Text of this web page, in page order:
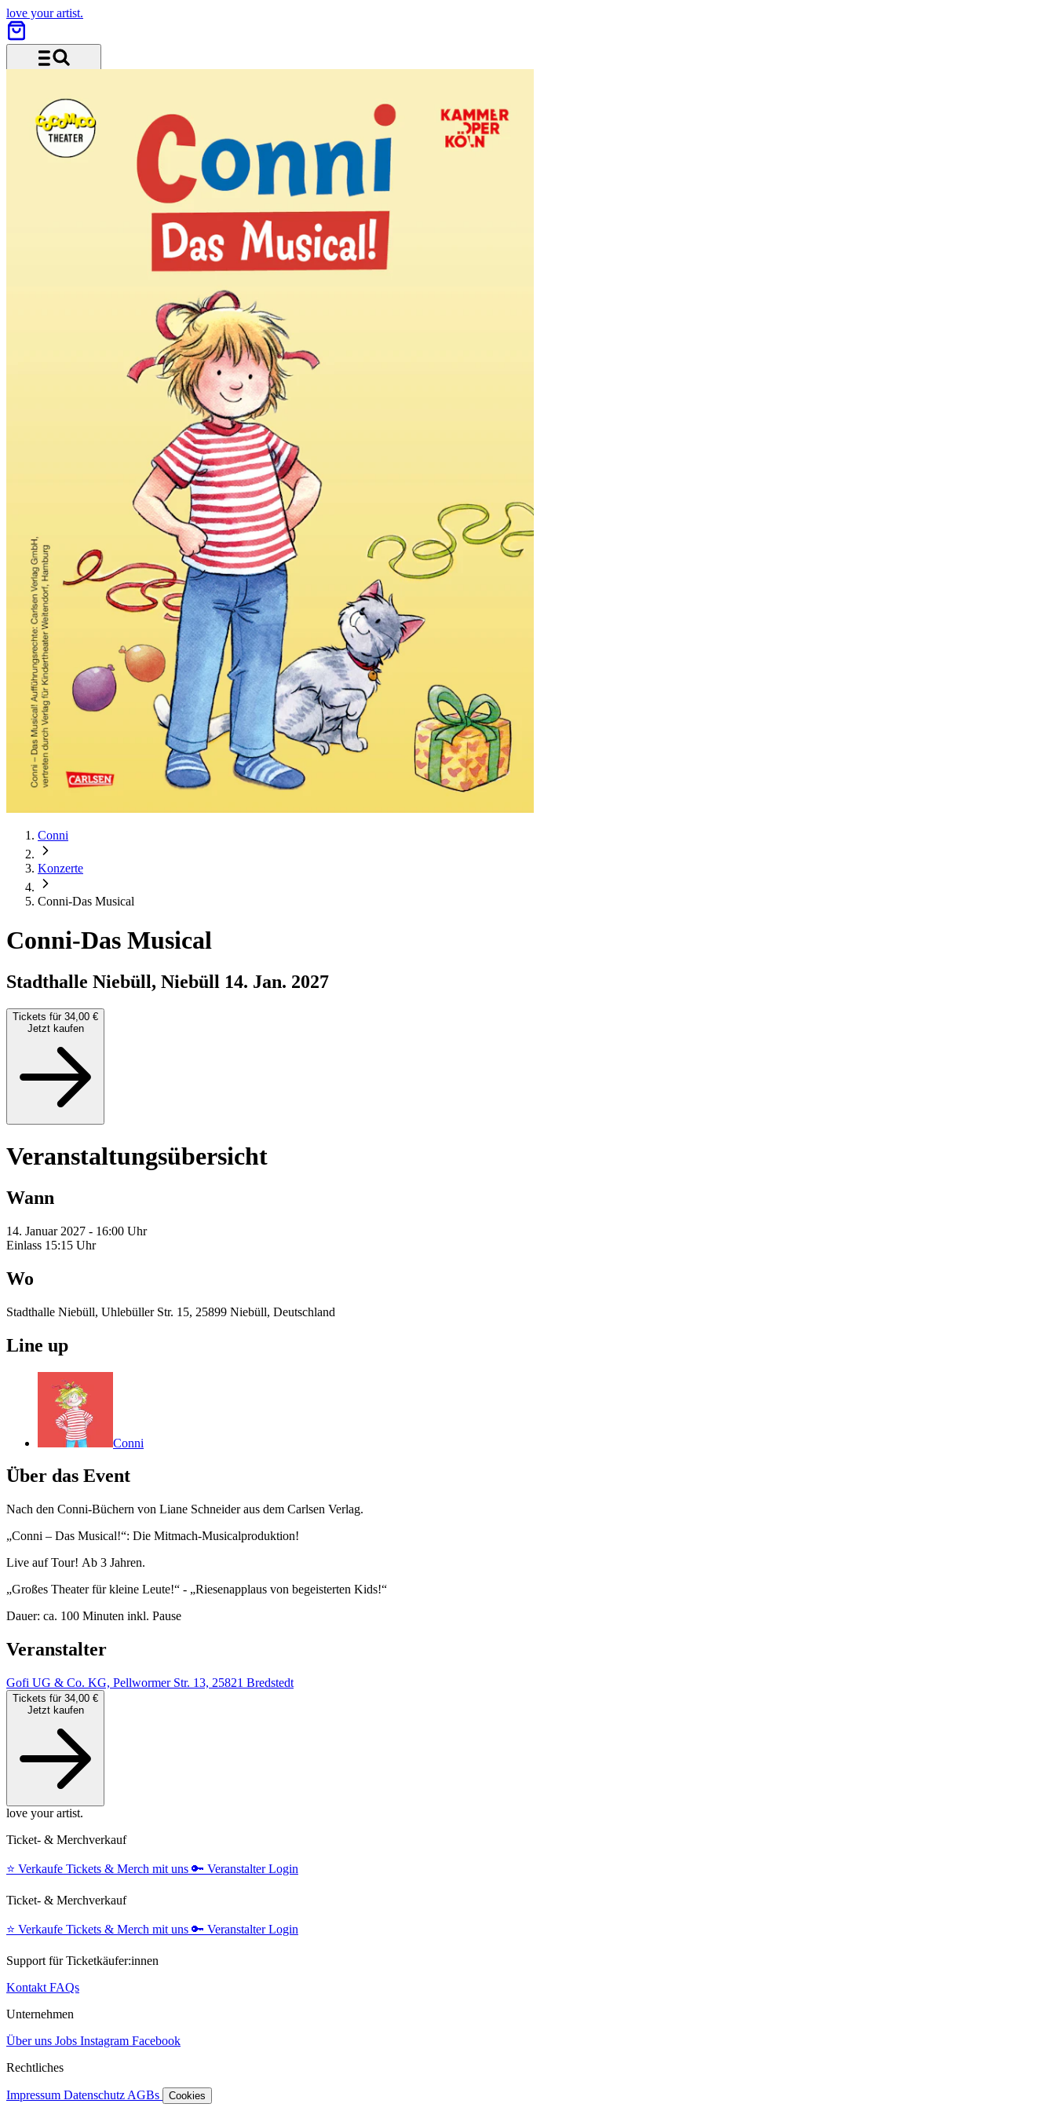
love your artist.
Conni
Konzerte
Conni-Das Musical
Conni-Das Musical
Stadthalle Niebüll, Niebüll 14. Jan. 2027
Tickets für 34,00 €
Jetzt kaufen
Veranstaltungsübersicht
Wann
14. Januar 2027 - 16:00 Uhr
Einlass 15:15 Uhr
Wo
Stadthalle Niebüll, Uhlebüller Str. 15, 25899 Niebüll, Deutschland
Line up
Conni
Über das Event
Nach den Conni-Büchern von Liane Schneider aus dem Carlsen Verlag.
„Conni – Das Musical!“: Die Mitmach-Musicalproduktion!
Live auf Tour! Ab 3 Jahren.
„Großes Theater für kleine Leute!“ - „Riesenapplaus von begeisterten Kids!“
Dauer: ca. 100 Minuten inkl. Pause
Veranstalter
Gofi UG & Co. KG, Pellwormer Str. 13, 25821 Bredstedt
Tickets für 34,00 €
Jetzt kaufen
love your artist.
Ticket- & Merchverkauf
⭐️ Verkaufe Tickets & Merch mit uns 🔑 Veranstalter Login
Ticket- & Merchverkauf
⭐️ Verkaufe Tickets & Merch mit uns 🔑 Veranstalter Login
Support für Ticketkäufer:innen
Kontakt FAQs
Unternehmen
Über uns Jobs Instagram Facebook
Rechtliches
Impressum Datenschutz AGBs Cookies